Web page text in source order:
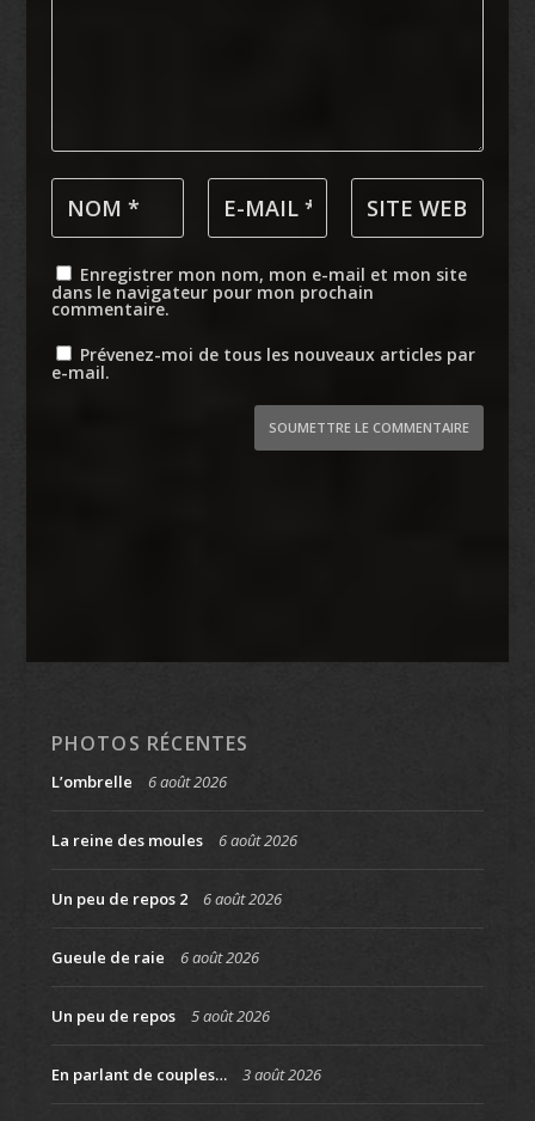
Enregistrer mon nom, mon e-mail et mon site
dans le navigateur pour mon prochain
commentaire.
Prévenez-moi de tous les nouveaux articles par
e-mail.
SOUMETTRE LE COMMENTAIRE
PHOTOS RÉCENTES
L’ombrelle 6 août 2026
La reine des moules 6 août 2026
Un peu de repos 2 6 août 2026
Gueule de raie 6 août 2026
Un peu de repos 5 août 2026
En parlant de couples… 3 août 2026